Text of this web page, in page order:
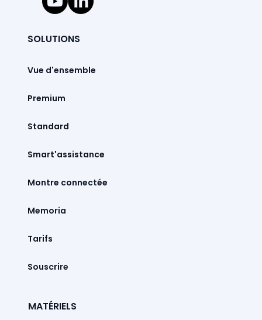
SOLUTIONS
Vue d'ensemble
Premium
Standard
Smart'assistance
Montre connectée
Memoria
Tarifs
Souscrire
MATÉRIELS